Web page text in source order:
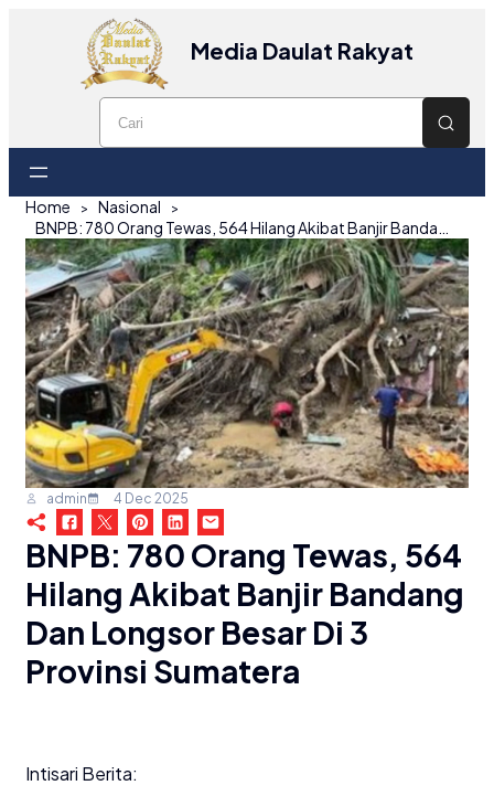
Media Daulat Rakyat
Home
Nasional
admin 4 Dec 2025
BNPB: 780 Orang Tewas, 564
Hilang Akibat Banjir Bandang
Dan Longsor Besar Di 3
Provinsi Sumatera
Intisari Berita: